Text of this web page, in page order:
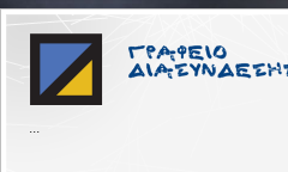
...